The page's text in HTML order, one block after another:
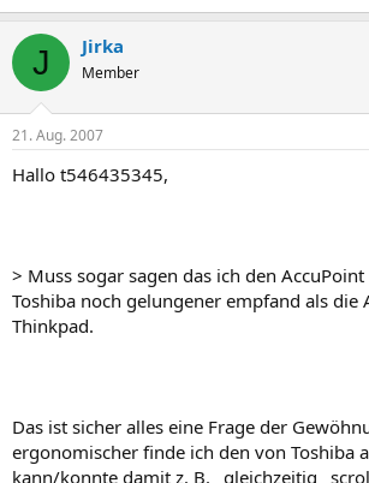
J Jirka
Member
21. Aug. 2007
Hallo t546435345,
> Muss sogar sagen das ich den
Toshiba noch gelungener empfand als die
Thinkpad.
Das ist sicher alles eine Frage der
ergonomischer finde ich den von Toshiba
kann/konnte damit z. B. _gleichzeitig_